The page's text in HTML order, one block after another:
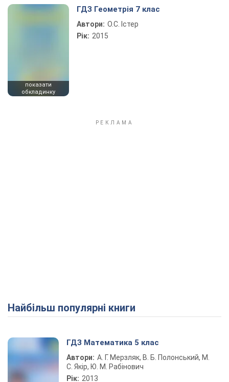
показати
обкладинку
ГДЗ Геометрія 7 клас
Автори: О.С. Істер
Рік: 2015
Найбільш популярні книги
ГДЗ Математика 5 клас
Автори: А. Г. Мерзляк, В. Б. Полонський, М.
С. Якір, Ю. М. Рабінович
Рік: 2013